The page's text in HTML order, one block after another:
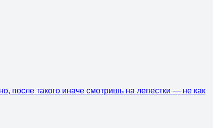
после такого иначе смотришь на лепестки — не как